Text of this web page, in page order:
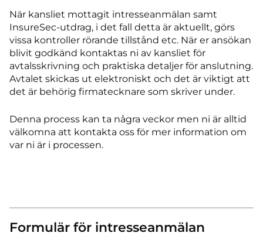
När kansliet mottagit intresseanmälan samt
InsureSec-utdrag, i det fall detta är aktuellt, görs
vissa kontroller rörande tillstånd etc. När er ansökan
blivit godkänd kontaktas ni av kansliet för
avtalsskrivning och praktiska detaljer för anslutning.
Avtalet skickas ut elektroniskt och det är viktigt att
det är behörig firmatecknare som skriver under.
Denna process kan ta några veckor men ni är alltid
välkomna att kontakta oss för mer information om
var ni är i processen.
Formulär för intresseanmälan